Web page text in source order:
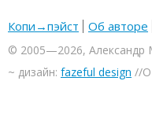
Копи→пэйст Об авторе
© 2005—2026, Александр
~ дизайн: fazeful design //